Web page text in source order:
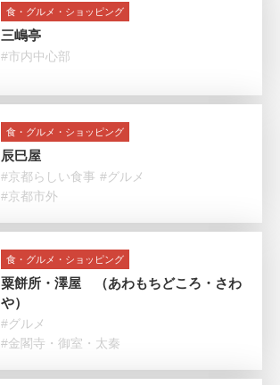
食・グルメ・ショッピング
三嶋亭
#市内中心部
食・グルメ・ショッピング
辰巳屋
#京都らしい食事 #グルメ
#京都市外
食・グルメ・ショッピング
粟餅所・澤屋 （あわもちどころ・さわ
や）
#グルメ
#金閣寺・御室・太秦